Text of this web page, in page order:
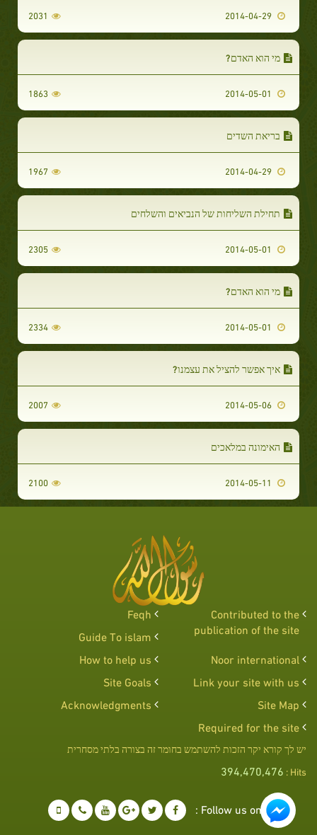
2031
מי הוא האדם?
1863
בריאת השדים
1967
תחילת השליחות של הנביאים והשלחים
2305
מי הוא האדם?
2334
איך אפשר להציל את עצמנו?
2007
האימונה במלאכים
2100
Contributed to the
publication of the site
Feqh
Guide To islam
Noor international
How to help us
Link your site with us
Site Goals
Site Map
Acknowledgments
Required for the site
יש לך קורא יקר הזכות להשתמש בחומר זה בצורה בלתי מסחרית
Hits :
394,470,476
Follow us on :